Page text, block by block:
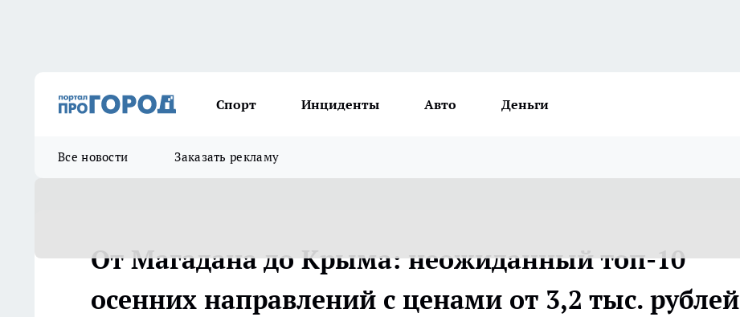
Спорт Инциденты Авто Деньги
Все новости Заказать рекламу
От Магадана до Крыма: неожиданный топ-10
осенних направлений с ценами от 3,2 тыс. рублей